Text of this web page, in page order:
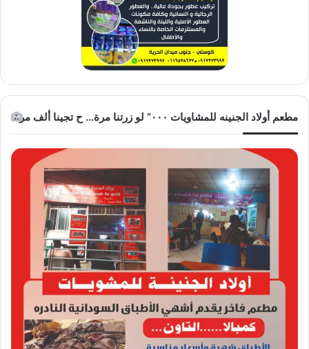
مطعم أولاد الجنينه للمشاويات ٠٠٠” لو زرتنا مرة… ح تجينا ألف مرة